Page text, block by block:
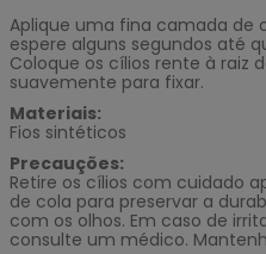
Aplique uma fina camada de
espere alguns segundos até
Coloque os cílios rente à raiz
suavemente para fixar.
Materiais:
Fios sintéticos
Precauções:
Retire os cílios com cuidado
de cola para preservar a
com os olhos. Em caso de
consulte um médico.